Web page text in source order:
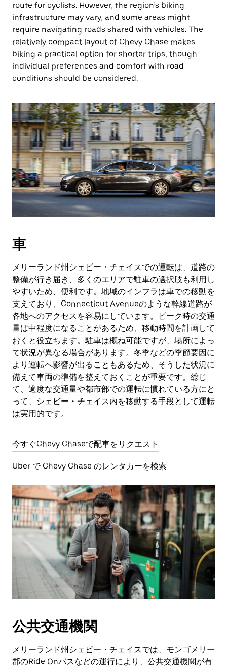
route for cyclists. However, the region’s biking
infrastructure may vary, and some areas might
require navigating roads shared with vehicles. The
relatively compact layout of Chevy Chase makes
biking a practical option for shorter trips, though
individual preferences and comfort with road
conditions should be considered.
車
メリーランド州シェビー・チェイスでの運転は、道路の
整備が行き届き、多くのエリアで駐車の選択肢も利用し
やすいため、便利です。地域のインフラは車での移動を
支えており、Connecticut Avenueのような幹線道路が
各地へのアクセスを容易にしています。ピーク時の交通
量は中程度になることがあるため、移動時間を計画して
おくと役立ちます。駐車は概ね可能ですが、場所によっ
て状況が異なる場合があります。冬季などの季節要因に
より運転へ影響が出ることもあるため、そうした状況に
備えて車両の準備を整えておくことが重要です。総じ
て、適度な交通量や都市部での運転に慣れている方にと
って、シェビー・チェイス内を移動する手段として運転
は実用的です。
今すぐChevy Chaseで配車をリクエスト
Uber で Chevy Chase のレンタカーを検索
公共交通機関
メリーランド州シェビー・チェイスでは、モンゴメリー
郡のRide Onバスなどの運行により、公共交通機関が有